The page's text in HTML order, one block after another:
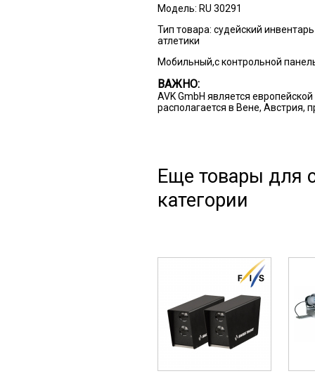
Модель: RU 30291
Тип товара: судейский
атлетики
Мобильный,с контрольной
ВАЖНО:
AVK GmbH является
располагается в Вене, Австрия,
Еще товары для
категории